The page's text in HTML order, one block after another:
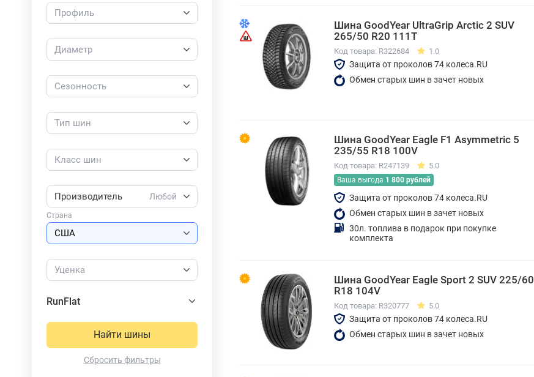
Профиль
Диаметр
Сезонность
Тип шин
Класс шин
Производитель Любой
Страна
Уценка
RunFlat
Найти шины
Сбросить фильтры
Шина GoodYear UltraGrip Arctic 2 SUV
265/50 R20 111T
Код товара: R322684 1.0
Защита от проколов 74 колеса.RU
Обмен старых шин в зачет новых
Шина GoodYear Eagle F1 Asymmetric 5
235/55 R18 100V
Код товара: R247139 5.0
Ваша выгода 1 800 рублей
Защита от проколов 74 колеса.RU
Обмен старых шин в зачет новых
30л. топлива в подарок при покупке
комплекта
Шина GoodYear Eagle Sport 2 SUV 225/60
R18 104V
Код товара: R320777 5.0
Защита от проколов 74 колеса.RU
Обмен старых шин в зачет новых